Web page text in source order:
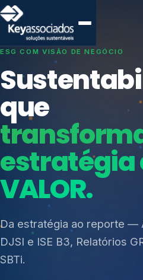
SISTEMAS DE GESTÃO
protege seu
negócio.
Consultoria, auditoria e
ISO 27701, ISO 42001, ISO
14001, ISO 45001, ONA e
resíduos sólidos (PGRS/
Índices de Mercado
Mudanças Climáticas
Reputação e Cadeia
Reporte Regulatório